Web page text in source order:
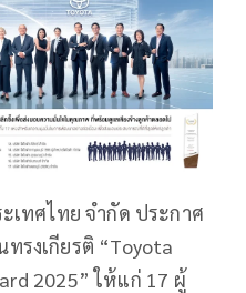
เทศไทย จำกัด ประกาศ
รงเกียรติ “Toyota
2025” ให้แก่ 17 ผู้